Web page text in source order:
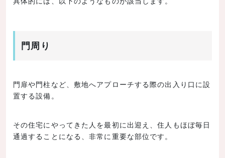
失敗を避けるポイント
まとめ
門周り
門扉や門柱など、敷地へアプローチする際の出入り口に設
置する設備。
その住宅にやってきた人を最初に出迎え、住人もほぼ毎日
通過することになる、非常に重要な部位です。